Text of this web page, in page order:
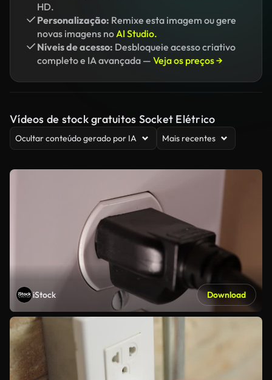
HD.
Personalização: Remixe esta imagem ou gere
novas imagens noAI Studio.
Níveis de acesso: Desbloqueie acesso criativo
completo e IA avançada — Veja os preços →
Vídeos de stock gratuitos Socket Elétrico
Ocultar conteúdo gerado por IA Mais recentes
iStock Download